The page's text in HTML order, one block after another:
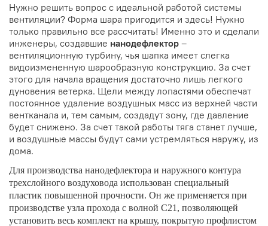
Нужно решить вопрос с идеальной работой системы
вентиляции? Форма шара пригодится и здесь! Нужно
только правильно все рассчитать! Именно это и сделали
инженеры, создавшие нанодефлектор –
вентиляционную турбину, чья шапка имеет слегка
видоизмененную шарообразную конструкцию. За счет
этого для начала вращения достаточно лишь легкого
дуновения ветерка. Щели между лопастями обеспечат
постоянное удаление воздушных масс из верхней части
вентканала и, тем самым, создадут зону, где давление
будет снижено. За счет такой работы тяга станет лучше,
и воздушные массы будут сами устремляться наружу, из
дома.
Для производства нанодефлектора и наружного контура
трехслойного воздуховода использован специальный
пластик повышенной прочности. Он же применяется при
производстве узла прохода с волной С21, позволяющей
установить весь комплект на крышу, покрытую профлистом